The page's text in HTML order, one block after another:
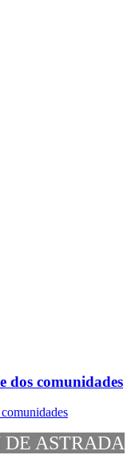
dos comunidades
ASTRADA